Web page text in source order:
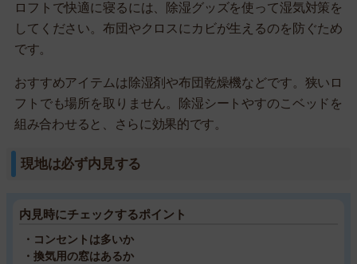
ロフトで快適に寝るには、除湿グッズを使って湿気対策を
してください。布団やクロスにカビが生えるのを防ぐため
です。
おすすめアイテムは除湿剤や布団乾燥機などです。狭いロ
フトでも場所を取りません。除湿シートやすのこベッドを
組み合わせると、さらに効果的です。
現地は必ず内見する
内見時にチェックするポイント
・コンセントは多いか
・換気用の窓はあるか